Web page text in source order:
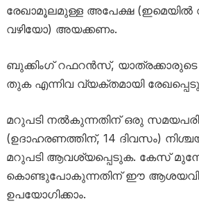
രേഖാമൂലമുള്ള അപേക്ഷ (ഇമെയിൽ
വഴിയോ) അയക്കണം.
ബുക്കിംഗ് റഫറൻസ്,
തുക എന്നിവ വ്യക്തമായി
മറുപടി നൽകുന്നതിന് ഒരു
(ഉദാഹരണത്തിന്, 14 ദിവസം)
മറുപടി ആവശ്യപ്പെടുക. കേസ്
കൊണ്ടുപോകുന്നതിന് ഈ
ഉപയോഗിക്കാം.